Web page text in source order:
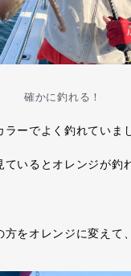
確かに釣れる！
ーでよく釣れていま
ているとオレンジが釣
方をオレンジに変えて